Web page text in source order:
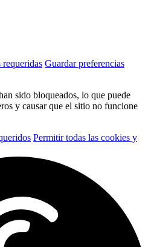
requeridas Guardar preferencias
sido bloqueados, lo que puede
y causar que el sitio no funcione
Permitir todas las cookies y